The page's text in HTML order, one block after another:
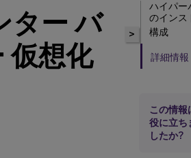
ター バ
仮想化
>
ハイパー
のインス
構成
詳細情報
この情報
役に立ち
したか?